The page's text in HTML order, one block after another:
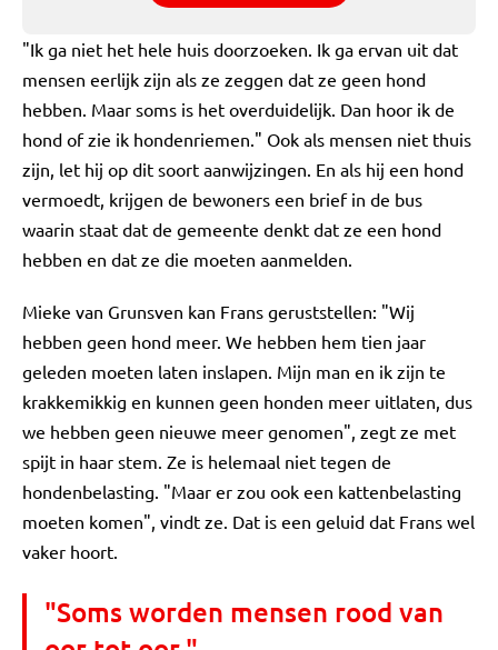
"Ik ga niet het hele huis doorzoeken. Ik ga ervan uit dat
mensen eerlijk zijn als ze zeggen dat ze geen hond
hebben. Maar soms is het overduidelijk. Dan hoor ik de
hond of zie ik hondenriemen." Ook als mensen niet thuis
zijn, let hij op dit soort aanwijzingen. En als hij een hond
vermoedt, krijgen de bewoners een brief in de bus
waarin staat dat de gemeente denkt dat ze een hond
hebben en dat ze die moeten aanmelden.
Mieke van Grunsven kan Frans geruststellen: "Wij
hebben geen hond meer. We hebben hem tien jaar
geleden moeten laten inslapen. Mijn man en ik zijn te
krakkemikkig en kunnen geen honden meer uitlaten, dus
we hebben geen nieuwe meer genomen", zegt ze met
spijt in haar stem. Ze is helemaal niet tegen de
hondenbelasting. "Maar er zou ook een kattenbelasting
moeten komen", vindt ze. Dat is een geluid dat Frans wel
vaker hoort.
"Soms worden mensen rood van